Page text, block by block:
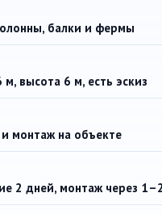
балки и фермы
высота 6 м, есть эскиз
и монтаж на объекте
2 дней, монтаж через